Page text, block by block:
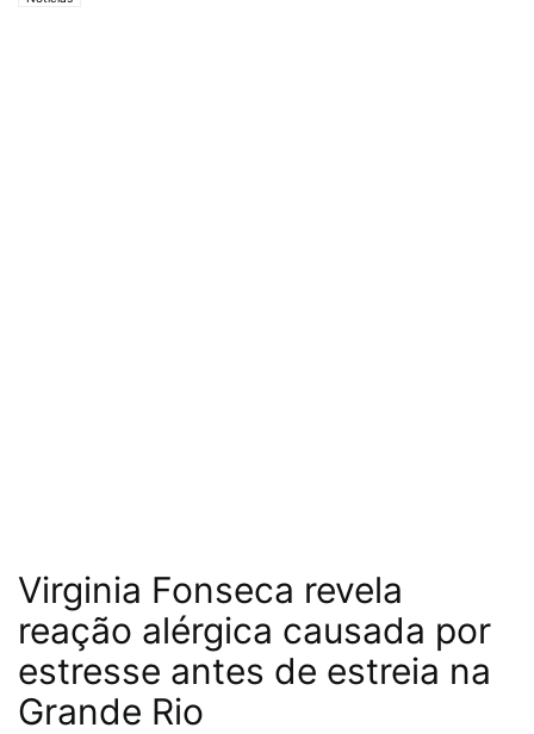
Virginia Fonseca revela
reação alérgica causada por
estresse antes de estreia na
Grande Rio